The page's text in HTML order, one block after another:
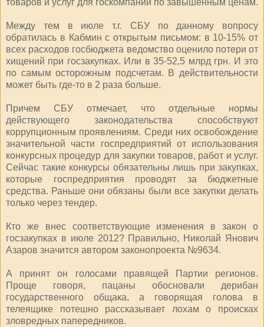
Между тем в июле т.г. СБУ по данному вопросу
обратилась в Кабмин с открытым письмом: в 10-15% от
всех расходов госбюджета ведомство оценило потери от
хищений при госзакупках. Или в 35-52,5 млрд грн. И это
по самым осторожным подсчетам. В действительности
может быть где-то в 2 раза больше.
Причем СБУ отмечает, что отдельные нормы
действующего законодательства способствуют
коррупционным проявлениям. Среди них освобождение
значительной части госпредприятий от использования
конкурсных процедур для закупки товаров, работ и услуг.
Сейчас такие конкурсы обязательны лишь при закупках,
которые госпредприятия проводят за бюджетные
средства. Раньше они обязаны были все закупки делать
только через тендер.
Кто же внес соответствующие изменения в закон о
госзакупках в июле 2012? Правильно, Николай Янович
Азаров значится автором законопроекта №9634.
А принят он голосами правящей Партии регионов.
Проще говоря, пацаны обосновали дерибан
государственного общака, а говорящая голова в
телеящике потешно рассказывает лохам о происках
зловредных папередников.